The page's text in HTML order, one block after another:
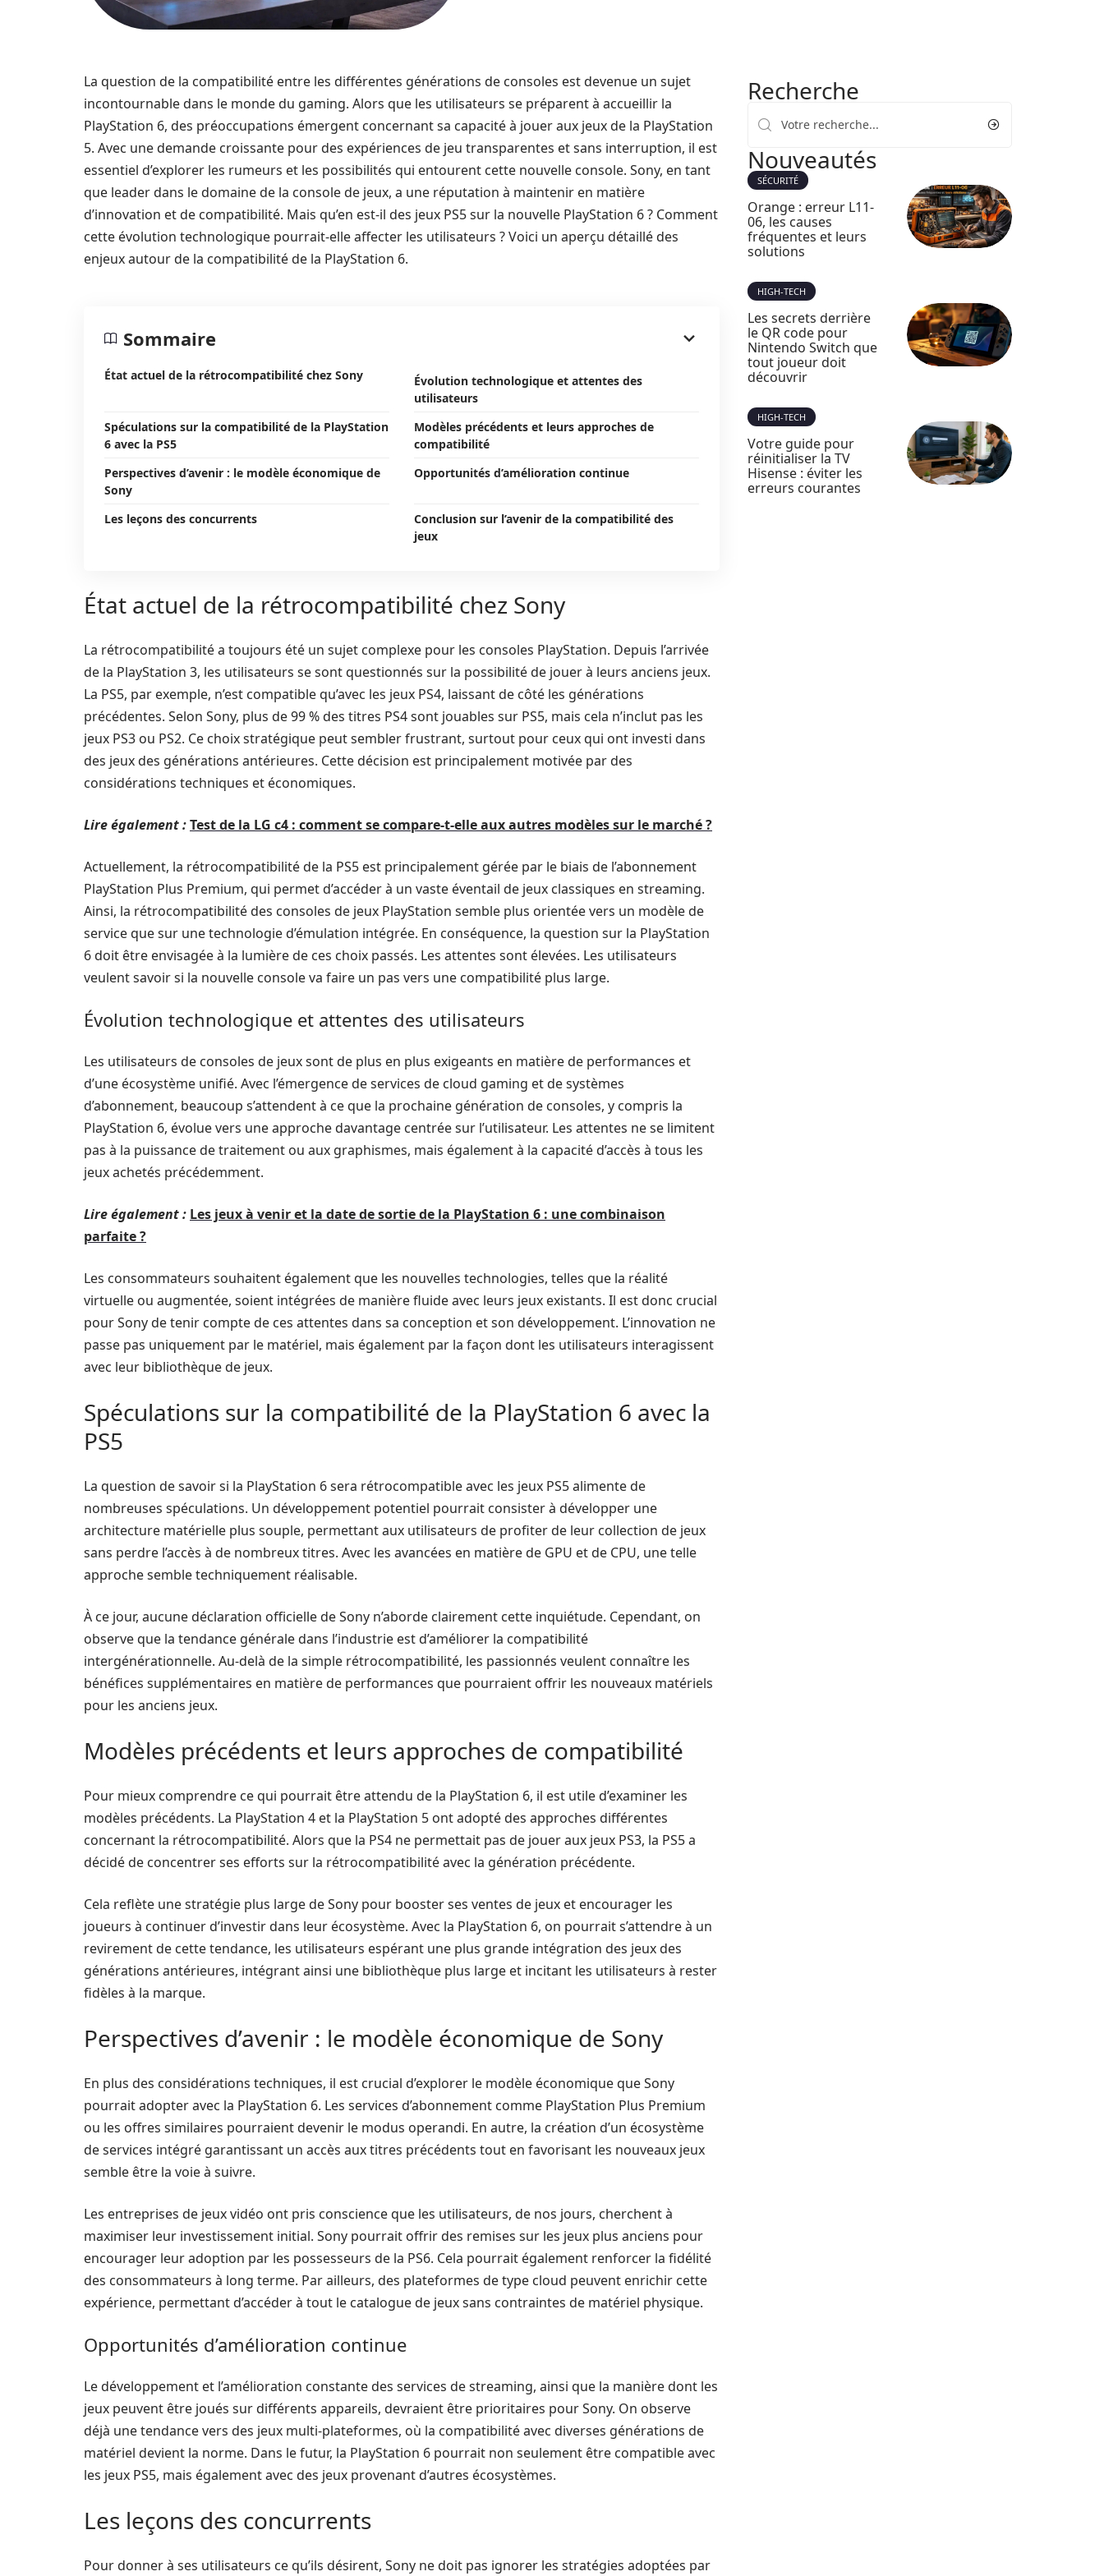
La question de la compatibilité entre les différentes générations de consoles est devenue un sujet
incontournable dans le monde du gaming. Alors que les utilisateurs se préparent à accueillir la
PlayStation 6, des préoccupations émergent concernant sa capacité à jouer aux jeux de la PlayStation
5. Avec une demande croissante pour des expériences de jeu transparentes et sans interruption, il est
essentiel d’explorer les rumeurs et les possibilités qui entourent cette nouvelle console. Sony, en tant
que leader dans le domaine de la console de jeux, a une réputation à maintenir en matière
d’innovation et de compatibilité. Mais qu’en est-il des jeux PS5 sur la nouvelle PlayStation 6 ? Comment
cette évolution technologique pourrait-elle affecter les utilisateurs ? Voici un aperçu détaillé des
enjeux autour de la compatibilité de la PlayStation 6.
Sommaire
État actuel de la rétrocompatibilité chez Sony
Évolution technologique et attentes des
utilisateurs
Spéculations sur la compatibilité de la PlayStation
6 avec la PS5
Modèles précédents et leurs approches de
compatibilité
Perspectives d’avenir : le modèle économique de
Sony
Opportunités d’amélioration continue
Les leçons des concurrents
Conclusion sur l’avenir de la compatibilité des
jeux
État actuel de la rétrocompatibilité chez Sony
La rétrocompatibilité a toujours été un sujet complexe pour les consoles PlayStation. Depuis l’arrivée
de la PlayStation 3, les utilisateurs se sont questionnés sur la possibilité de jouer à leurs anciens jeux.
La PS5, par exemple, n’est compatible qu’avec les jeux PS4, laissant de côté les générations
précédentes. Selon Sony, plus de 99 % des titres PS4 sont jouables sur PS5, mais cela n’inclut pas les
jeux PS3 ou PS2. Ce choix stratégique peut sembler frustrant, surtout pour ceux qui ont investi dans
des jeux des générations antérieures. Cette décision est principalement motivée par des
considérations techniques et économiques.
Lire également :Test de la LG c4 : comment se compare-t-elle aux autres modèles sur le marché ?
Actuellement, la rétrocompatibilité de la PS5 est principalement gérée par le biais de l’abonnement
PlayStation Plus Premium, qui permet d’accéder à un vaste éventail de jeux classiques en streaming.
Ainsi, la rétrocompatibilité des consoles de jeux PlayStation semble plus orientée vers un modèle de
service que sur une technologie d’émulation intégrée. En conséquence, la question sur la PlayStation
6 doit être envisagée à la lumière de ces choix passés. Les attentes sont élevées. Les utilisateurs
veulent savoir si la nouvelle console va faire un pas vers une compatibilité plus large.
Évolution technologique et attentes des utilisateurs
Les utilisateurs de consoles de jeux sont de plus en plus exigeants en matière de performances et
d’une écosystème unifié. Avec l’émergence de services de cloud gaming et de systèmes
d’abonnement, beaucoup s’attendent à ce que la prochaine génération de consoles, y compris la
PlayStation 6, évolue vers une approche davantage centrée sur l’utilisateur. Les attentes ne se limitent
pas à la puissance de traitement ou aux graphismes, mais également à la capacité d’accès à tous les
jeux achetés précédemment.
Lire également : Les jeux à venir et la date de sortie de la PlayStation 6 : une combinaison
parfaite ?
Les consommateurs souhaitent également que les nouvelles technologies, telles que la réalité
virtuelle ou augmentée, soient intégrées de manière fluide avec leurs jeux existants. Il est donc crucial
pour Sony de tenir compte de ces attentes dans sa conception et son développement. L’innovation ne
passe pas uniquement par le matériel, mais également par la façon dont les utilisateurs interagissent
avec leur bibliothèque de jeux.
Spéculations sur la compatibilité de la PlayStation 6 avec la
PS5
La question de savoir si la PlayStation 6 sera rétrocompatible avec les jeux PS5 alimente de
nombreuses spéculations. Un développement potentiel pourrait consister à développer une
architecture matérielle plus souple, permettant aux utilisateurs de profiter de leur collection de jeux
sans perdre l’accès à de nombreux titres. Avec les avancées en matière de GPU et de CPU, une telle
approche semble techniquement réalisable.
À ce jour, aucune déclaration officielle de Sony n’aborde clairement cette inquiétude. Cependant, on
observe que la tendance générale dans l’industrie est d’améliorer la compatibilité
intergénérationnelle. Au-delà de la simple rétrocompatibilité, les passionnés veulent connaître les
bénéfices supplémentaires en matière de performances que pourraient offrir les nouveaux matériels
pour les anciens jeux.
Modèles précédents et leurs approches de compatibilité
Pour mieux comprendre ce qui pourrait être attendu de la PlayStation 6, il est utile d’examiner les
modèles précédents. La PlayStation 4 et la PlayStation 5 ont adopté des approches différentes
concernant la rétrocompatibilité. Alors que la PS4 ne permettait pas de jouer aux jeux PS3, la PS5 a
décidé de concentrer ses efforts sur la rétrocompatibilité avec la génération précédente.
Cela reflète une stratégie plus large de Sony pour booster ses ventes de jeux et encourager les
joueurs à continuer d’investir dans leur écosystème. Avec la PlayStation 6, on pourrait s’attendre à un
revirement de cette tendance, les utilisateurs espérant une plus grande intégration des jeux des
générations antérieures, intégrant ainsi une bibliothèque plus large et incitant les utilisateurs à rester
fidèles à la marque.
Perspectives d’avenir : le modèle économique de Sony
En plus des considérations techniques, il est crucial d’explorer le modèle économique que Sony
pourrait adopter avec la PlayStation 6. Les services d’abonnement comme PlayStation Plus Premium
ou les offres similaires pourraient devenir le modus operandi. En autre, la création d’un écosystème
de services intégré garantissant un accès aux titres précédents tout en favorisant les nouveaux jeux
semble être la voie à suivre.
Les entreprises de jeux vidéo ont pris conscience que les utilisateurs, de nos jours, cherchent à
maximiser leur investissement initial. Sony pourrait offrir des remises sur les jeux plus anciens pour
encourager leur adoption par les possesseurs de la PS6. Cela pourrait également renforcer la fidélité
des consommateurs à long terme. Par ailleurs, des plateformes de type cloud peuvent enrichir cette
expérience, permettant d’accéder à tout le catalogue de jeux sans contraintes de matériel physique.
Opportunités d’amélioration continue
Le développement et l’amélioration constante des services de streaming, ainsi que la manière dont les
jeux peuvent être joués sur différents appareils, devraient être prioritaires pour Sony. On observe
déjà une tendance vers des jeux multi-plateformes, où la compatibilité avec diverses générations de
matériel devient la norme. Dans le futur, la PlayStation 6 pourrait non seulement être compatible avec
les jeux PS5, mais également avec des jeux provenant d’autres écosystèmes.
Les leçons des concurrents
Pour donner à ses utilisateurs ce qu’ils désirent, Sony ne doit pas ignorer les stratégies adoptées par
Recherche
Nouveautés
SÉCURITÉ
Orange : erreur L11-
06, les causes
fréquentes et leurs
solutions
HIGH-TECH
Les secrets derrière
le QR code pour
Nintendo Switch que
tout joueur doit
découvrir
HIGH-TECH
Votre guide pour
réinitialiser la TV
Hisense : éviter les
erreurs courantes